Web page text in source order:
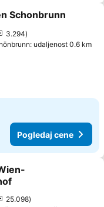
favorite
Schonbrunn
3.294
udaljenost 0.6 km
Pogledaj cene
favorite
25.098